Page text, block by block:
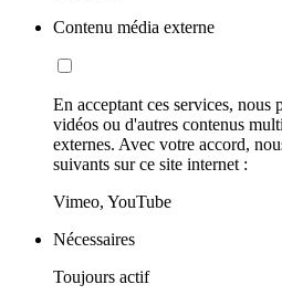
Contenu média externe
En acceptant ces services, nous
vidéos ou d'autres contenus
externes. Avec votre accord,
suivants sur ce site internet :
Vimeo, YouTube
Nécessaires
Toujours actif